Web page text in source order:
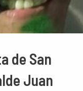
de San
Juan